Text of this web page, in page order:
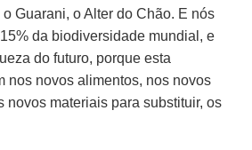
Guarani, o Alter do Chão. E nós
da biodiversidade mundial, e
do futuro, porque esta
nos novos alimentos, nos novos
novos materiais para substituir, os